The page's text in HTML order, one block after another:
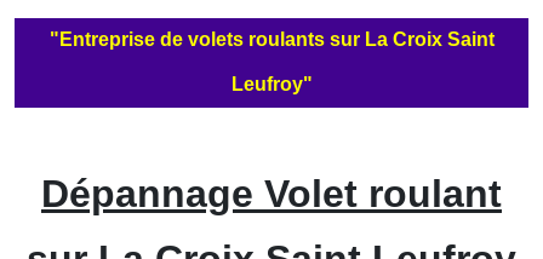
"Entreprise de volets roulants sur La Croix Saint
Leufroy"
Dépannage Volet roulant